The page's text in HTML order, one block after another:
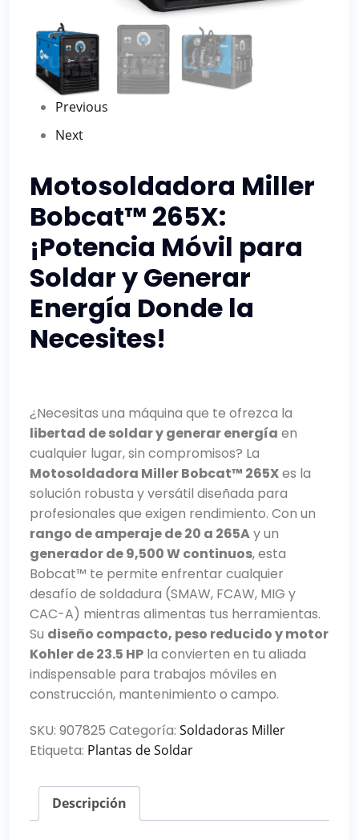
Previous
Next
Motosoldadora Miller
Bobcat™ 265X:
¡Potencia Móvil para
Soldar y Generar
Energía Donde la
Necesites!
¿Necesitas una máquina que te ofrezca la
libertad de soldar y generar energía en
cualquier lugar, sin compromisos? La
Motosoldadora Miller Bobcat™ 265Xes la
solución robusta y versátil diseñada para
profesionales que exigen rendimiento. Con un
rango de amperaje de 20 a 265Ay un
generador de 9,500 W continuos, esta
Bobcat™ te permite enfrentar cualquier
desafío de soldadura (SMAW, FCAW, MIG y
CAC-A) mientras alimentas tus herramientas.
Su diseño compacto, peso reducido y motor
Kohler de 23.5 HP la convierten en tu aliada
indispensable para trabajos móviles en
construcción, mantenimiento o campo.
SKU: 907825 Categoría: Soldadoras Miller
Etiqueta: Plantas de Soldar
Descripción